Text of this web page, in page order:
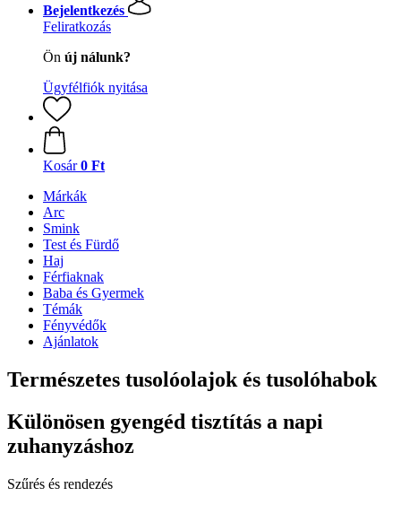
Bejelentkezés
Feliratkozás
Ön új nálunk?
Ügyfélfiók nyitása
Kosár 0 Ft
Márkák
Arc
Smink
Test és Fürdő
Haj
Férfiaknak
Baba és Gyermek
Témák
Fényvédők
Ajánlatok
Természetes tusolóolajok és tusolóhabok
Különösen gyengéd tisztítás a napi
zuhanyzáshoz
Szűrés és rendezés